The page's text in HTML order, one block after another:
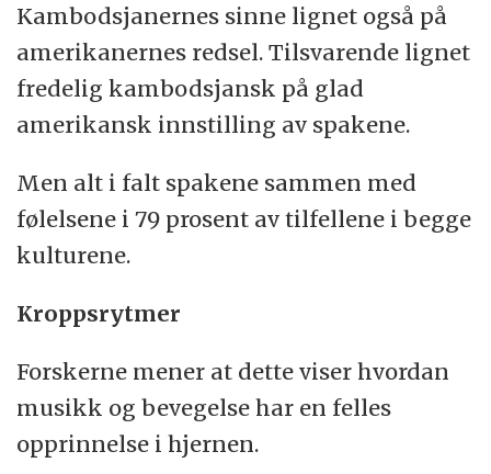
Kambodsjanernes sinne lignet også på
amerikanernes redsel. Tilsvarende lignet
fredelig kambodsjansk på glad
amerikansk innstilling av spakene.
Men alt i falt spakene sammen med
følelsene i 79 prosent av tilfellene i begge
kulturene.
Kroppsrytmer
Forskerne mener at dette viser hvordan
musikk og bevegelse har en felles
opprinnelse i hjernen.